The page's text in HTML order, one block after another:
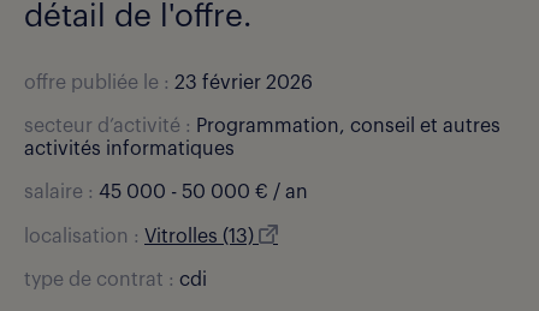
détail de l'offre.
offre publiée le : 23 février 2026
secteur d’activité : Programmation, conseil et autres
activités informatiques
salaire : 45 000 - 50 000 € / an
localisation : Vitrolles (13)
type de contrat : cdi